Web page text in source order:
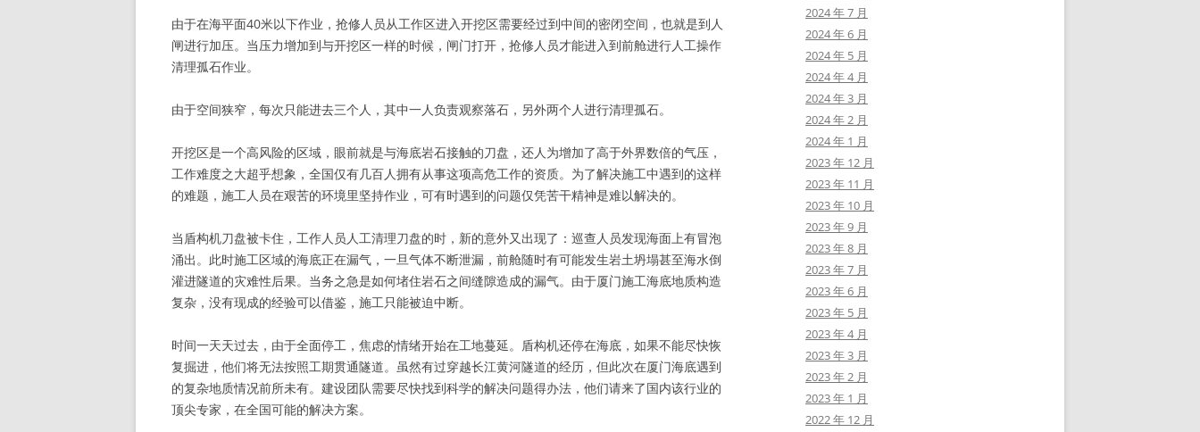
由于在海平面40米以下作业，抢修人员从工作区进入开挖区需要经过到中间的密闭空间，也就是到人
闸进行加压。当压力增加到与开挖区一样的时候，闸门打开，抢修人员才能进入到前舱进行人工操作
清理孤石作业。
由于空间狭窄，每次只能进去三个人，其中一人负责观察落石，另外两个人进行清理孤石。
开挖区是一个高风险的区域，眼前就是与海底岩石接触的刀盘，还人为增加了高于外界数倍的气压，
工作难度之大超乎想象，全国仅有几百人拥有从事这项高危工作的资质。为了解决施工中遇到的这样
的难题，施工人员在艰苦的环境里坚持作业，可有时遇到的问题仅凭苦干精神是难以解决的。
当盾构机刀盘被卡住，工作人员人工清理刀盘的时，新的意外又出现了：巡查人员发现海面上有冒泡
涌出。此时施工区域的海底正在漏气，一旦气体不断泄漏，前舱随时有可能发生岩土坍塌甚至海水倒
灌进隧道的灾难性后果。当务之急是如何堵住岩石之间缝隙造成的漏气。由于厦门施工海底地质构造
复杂，没有现成的经验可以借鉴，施工只能被迫中断。
时间一天天过去，由于全面停工，焦虑的情绪开始在工地蔓延。盾构机还停在海底，如果不能尽快恢
复掘进，他们将无法按照工期贯通隧道。虽然有过穿越长江黄河隧道的经历，但此次在厦门海底遇到
的复杂地质情况前所未有。建设团队需要尽快找到科学的解决问题得办法，他们请来了国内该行业的
顶尖专家，在全国可能的解决方案。
2024 年 7 月
2024 年 6 月
2024 年 5 月
2024 年 4 月
2024 年 3 月
2024 年 2 月
2024 年 1 月
2023 年 12 月
2023 年 11 月
2023 年 10 月
2023 年 9 月
2023 年 8 月
2023 年 7 月
2023 年 6 月
2023 年 5 月
2023 年 4 月
2023 年 3 月
2023 年 2 月
2023 年 1 月
2022 年 12 月